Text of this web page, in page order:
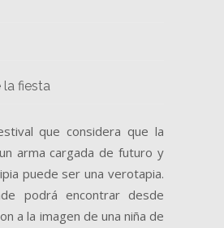
la fiesta
que considera que la
arma cargada de futuro y
puede ser una verotapia.
podrá encontrar desde
a la imagen de una niña de